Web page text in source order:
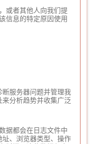
或者其他人向我们提
信息的特定原因使用
服务器问题并管理我
分析趋势并收集广泛
据都会在日志文件中
址、浏览器类型、操作